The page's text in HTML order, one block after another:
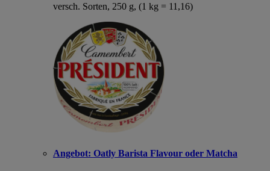
versch. Sorten, 250 g, (1 kg = 11,16)
Angebot: Oatly Barista Flavour oder Matcha